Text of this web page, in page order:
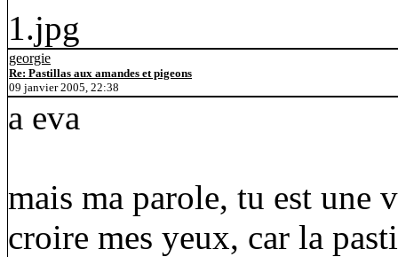
georgie
Re: Pastillas aux amandes et pigeons
09 janvier 2005, 22:38
a eva
mais ma parole, tu est une
croire mes yeux, car la